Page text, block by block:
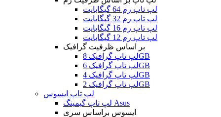
لپ تاپ رم 64 گیگابایت
لپ تاپ رم 32 گیگابایت
لپ تاپ رم 16 گیگابایت
لپ تاپ رم 12 گیگابایت
بر اساس ظرفیت گرافیک
لپ تاپ گرافیک 8GB
لپ تاپ گرافیک 6GB
لپ تاپ گرافیک 4GB
لپ تاپ گرافیک 2GB
لپ تاپ ایسوس
لپ تاپ گیمینگ Asus
ایسوس براساس سری